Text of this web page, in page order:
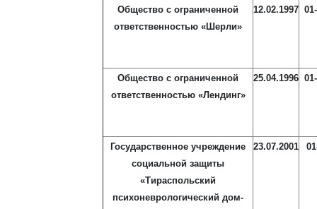
Общество с ограниченной
ответственностью «Шерли»
12.02.1997
Общество с ограниченной
ответственностью «Лендинг»
25.04.1996
Государственное учреждение
социальной защиты
«Тираспольский
психоневрологический дом-
23.07.2001